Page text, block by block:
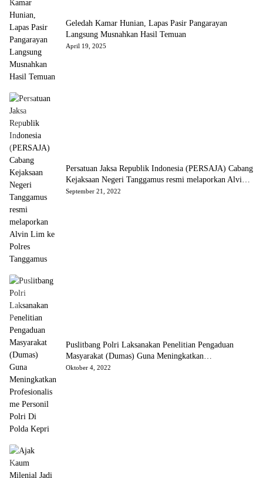
Geledah Kamar Hunian, Lapas Pasir Pangarayan
Langsung Musnahkan Hasil Temuan
April 19, 2025
Persatuan Jaksa Republik Indonesia (PERSAJA) Cabang
Kejaksaan Negeri Tanggamus resmi melaporkan Alvin
Lim ke Polres Tanggamus
September 21, 2022
Puslitbang Polri Laksanakan Penelitian Pengaduan
Masyarakat (Dumas) Guna Meningkatkan
Profesionalisme Personil Polri Di Polda Kepri
Oktober 4, 2022